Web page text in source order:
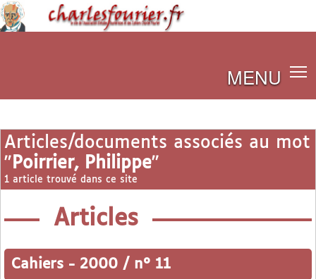
MENU
Articles/documents associés au mot
" Poirrier, Philippe"
1 article trouvé dans ce site
Articles
Cahiers - 2000 / n° 11